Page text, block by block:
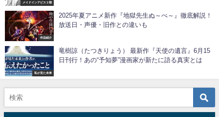
メイドインアビス２期
作品紹介
2025年夏アニメ新作『地獄先生ぬ～べ～』徹底解説！
放送日・声優・旧作との違いも
私が見た未来
竜樹諒（たつきりょう） 最新作『天使の遺言』6月15
日刊行！あの“予知夢”漫画家が新たに語る真実とは